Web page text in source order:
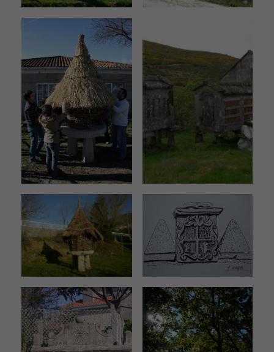
funcione la
Estadísticas
Para que
mejorar la
funcionalidad
y estructura
base a cómo
se usa la web.
mejor posible
durante tu
visita. Si
rechaza estas
cookies,
algunas
desaparecerán
de la web.
Contenido
Personalizado
Al compartir tu